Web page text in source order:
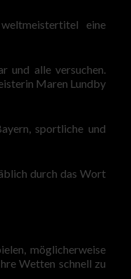
eine
und alle versuchen.
Maren Lundby
sportliche und
durch das Wort
möglicherweise
Wetten schnell zu